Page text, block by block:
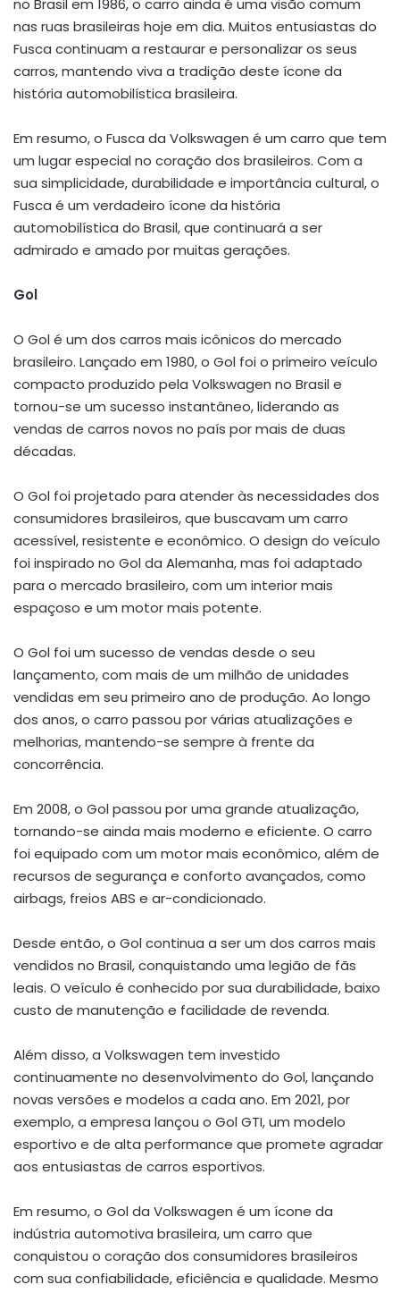
nas ruas brasileiras hoje em dia. Muitos entusiastas do
Fusca continuam a restaurar e personalizar os seus
carros, mantendo viva a tradição deste ícone da
história automobilística brasileira.
Em resumo, o Fusca da Volkswagen é um carro que tem
um lugar especial no coração dos brasileiros. Com a
sua simplicidade, durabilidade e importância cultural, o
Fusca é um verdadeiro ícone da história
automobilística do Brasil, que continuará a ser
admirado e amado por muitas gerações.
Gol
O Gol é um dos carros mais icônicos do mercado
brasileiro. Lançado em 1980, o Gol foi o primeiro veículo
compacto produzido pela Volkswagen no Brasil e
tornou-se um sucesso instantâneo, liderando as
vendas de carros novos no país por mais de duas
décadas.
O Gol foi projetado para atender às necessidades dos
consumidores brasileiros, que buscavam um carro
acessível, resistente e econômico. O design do veículo
foi inspirado no Gol da Alemanha, mas foi adaptado
para o mercado brasileiro, com um interior mais
espaçoso e um motor mais potente.
O Gol foi um sucesso de vendas desde o seu
lançamento, com mais de um milhão de unidades
vendidas em seu primeiro ano de produção. Ao longo
dos anos, o carro passou por várias atualizações e
melhorias, mantendo-se sempre à frente da
concorrência.
Em 2008, o Gol passou por uma grande atualização,
tornando-se ainda mais moderno e eficiente. O carro
foi equipado com um motor mais econômico, além de
recursos de segurança e conforto avançados, como
airbags, freios ABS e ar-condicionado.
Desde então, o Gol continua a ser um dos carros mais
vendidos no Brasil, conquistando uma legião de fãs
leais. O veículo é conhecido por sua durabilidade, baixo
custo de manutenção e facilidade de revenda.
Além disso, a Volkswagen tem investido
continuamente no desenvolvimento do Gol, lançando
novas versões e modelos a cada ano. Em 2021, por
exemplo, a empresa lançou o Gol GTI, um modelo
esportivo e de alta performance que promete agradar
aos entusiastas de carros esportivos.
Em resumo, o Gol da Volkswagen é um ícone da
indústria automotiva brasileira, um carro que
conquistou o coração dos consumidores brasileiros
com sua confiabilidade, eficiência e qualidade. Mesmo